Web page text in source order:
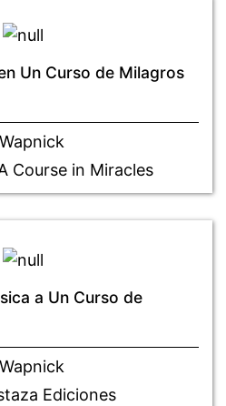
Un Curso de Milagros
Course in Miracles
a Un Curso de
Ediciones